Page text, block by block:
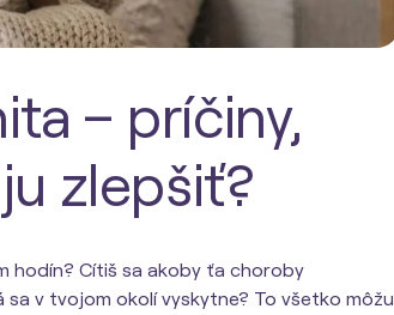
– príčiny,
zlepšiť?
hodín? Cítiš sa akoby ťa choroby
v tvojom okolí vyskytne? To všetko môžu